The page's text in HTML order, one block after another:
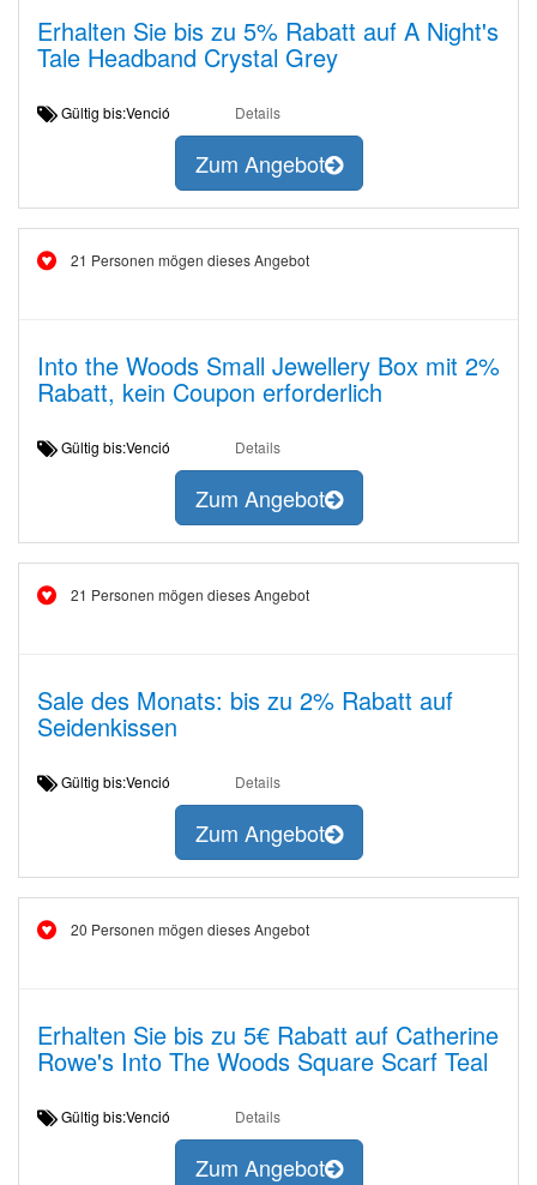
Erhalten Sie bis zu 5% Rabatt auf A Night's
Tale Headband Crystal Grey
Gültig bis:Venció Details
Zum Angebot
21 Personen mögen dieses Angebot
Into the Woods Small Jewellery Box mit 2%
Rabatt, kein Coupon erforderlich
Gültig bis:Venció Details
Zum Angebot
21 Personen mögen dieses Angebot
Sale des Monats: bis zu 2% Rabatt auf
Seidenkissen
Gültig bis:Venció Details
Zum Angebot
20 Personen mögen dieses Angebot
Erhalten Sie bis zu 5€ Rabatt auf Catherine
Rowe's Into The Woods Square Scarf Teal
Gültig bis:Venció Details
Zum Angebot